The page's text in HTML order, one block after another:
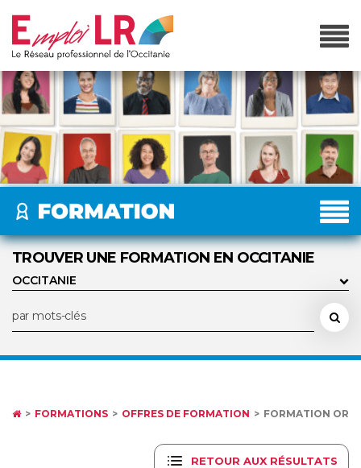
TROUVER UNE FORMATION EN OCCITANIE
FORMATIONS OFFRES DE FORMATION FORMATION
RETOUR AUX RÉSULTATS